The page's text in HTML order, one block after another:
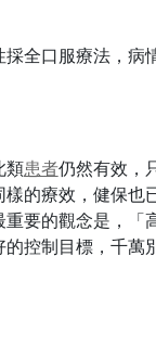
全口服療法，病
類患者仍然有效，
樣的療效，健保也
要的觀念是，「
控制目標，千萬